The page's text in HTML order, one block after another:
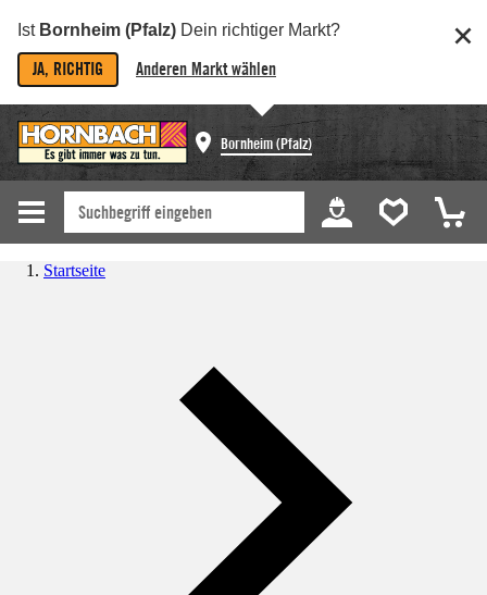
Ist Bornheim (Pfalz) Dein richtiger Markt?
JA, RICHTIG Anderen Markt wählen
Bornheim (Pfalz)
Startseite